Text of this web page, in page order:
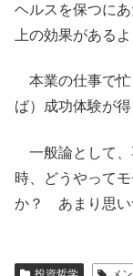
ヘルスを保つに
上の効果があるよ
本業の仕事で忙
ば）成功体験が
一般論として、
時、どうやって
か？ あまり思い